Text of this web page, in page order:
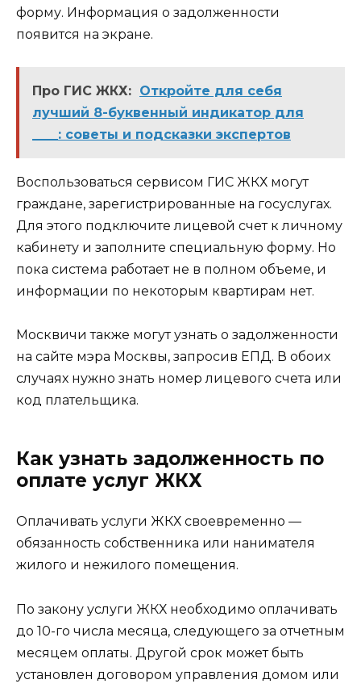
форму. Информация о задолженности
появится на экране.
Про ГИС ЖКХ: Откройте для себя
лучший 8-буквенный индикатор для
____: советы и подсказки экспертов
Воспользоваться сервисом ГИС ЖКХ могут
граждане, зарегистрированные на госуслугах.
Для этого подключите лицевой счет к личному
кабинету и заполните специальную форму. Но
пока система работает не в полном объеме, и
информации по некоторым квартирам нет.
Москвичи также могут узнать о задолженности
на сайте мэра Москвы, запросив ЕПД. В обоих
случаях нужно знать номер лицевого счета или
код плательщика.
Как узнать задолженность по
оплате услуг ЖКХ
Оплачивать услуги ЖКХ своевременно —
обязанность собственника или нанимателя
жилого и нежилого помещения.
По закону услуги ЖКХ необходимо оплачивать
до 10-го числа месяца, следующего за отчетным
месяцем оплаты. Другой срок может быть
установлен договором управления домом или